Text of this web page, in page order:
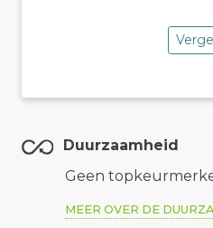
Duurzaamheid
Geen
MEER OVER DE